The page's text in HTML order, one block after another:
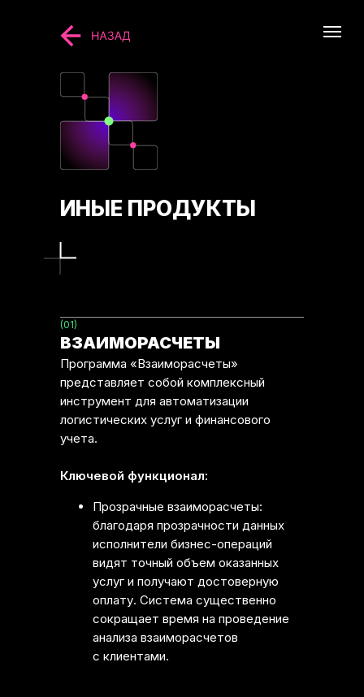
ИНЫЕ ПРОДУКТЫ
(01)
ВЗАИМОРАСЧЕТЫ
Программа «Взаиморасчеты»
представляет собой комплексный
инструмент для автоматизации
логистических услуг и финансового
учета.
Ключевой функционал:
Прозрачные взаиморасчеты:
благодаря прозрачности данных
исполнители бизнес-операций
видят точный объем оказанных
услуг и получают достоверную
оплату. Система существенно
сокращает время на проведение
анализа взаиморасчетов
с клиентами.